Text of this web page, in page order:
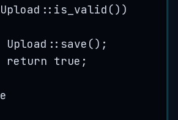
Upload :: is_valid ())
Upload :: save ();
return true ;